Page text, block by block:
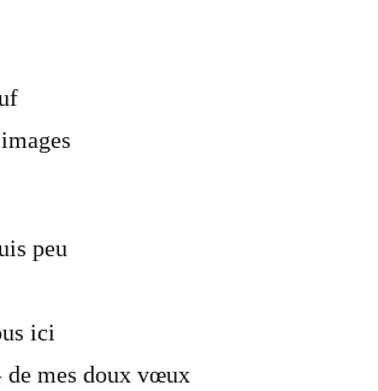
peu
ici
de mes doux vœux